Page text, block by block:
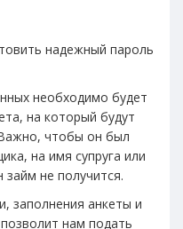
надежный пароль
необходимо будет
на который будут
чтобы он был
на имя супруга или
займ не получится.
заполнения анкеты и
нам подать